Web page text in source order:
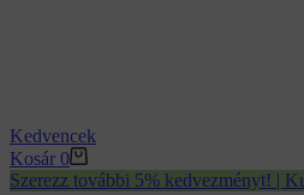
Kedvencek
Kosár 0
Szerezz további 5% kedvezményt! |